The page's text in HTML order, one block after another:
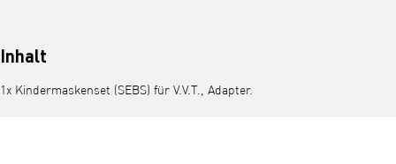
Inhalt
1x Kindermaskenset (SEBS) für V.V.T., Adapter.